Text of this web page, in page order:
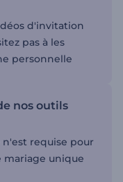
d'invitation
pas à les
personnelle
nos outils
requise pour
unique